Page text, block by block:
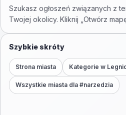
Szukasz ogłoszeń związanych z
Twojej okolicy. Kliknij „Otwórz
Szybkie skróty
Strona miasta Kategorie w
Wszystkie miasta dla #narzedzia